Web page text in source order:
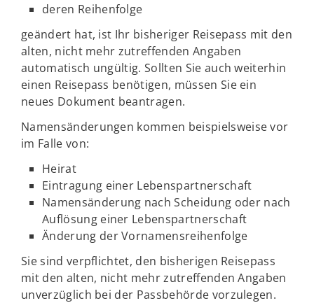
deren Reihenfolge
geändert hat, ist Ihr bisheriger Reisepass mit den
alten, nicht mehr zutreffenden Angaben
automatisch ungültig. Sollten Sie auch weiterhin
einen Reisepass benötigen, müssen Sie ein
neues Dokument beantragen.
Namensänderungen kommen beispielsweise vor
im Falle von:
Heirat
Eintragung einer Lebenspartnerschaft
Namensänderung nach Scheidung oder nach
Auflösung einer Lebenspartnerschaft
Änderung der Vornamensreihenfolge
Sie sind verpflichtet, den bisherigen Reisepass
mit den alten, nicht mehr zutreffenden Angaben
unverzüglich bei der Passbehörde vorzulegen.